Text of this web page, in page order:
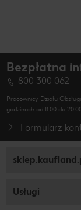
Bezpłatna
800 300 062
Pracownicy Działu
godzinach od 8.00 do
Formularz
Usługi